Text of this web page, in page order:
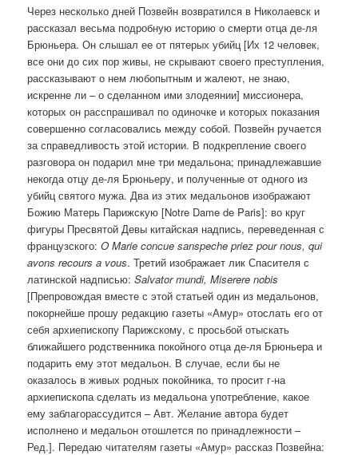
Через несколько дней Позвейн возвратился в Николаевск и
рассказал весьма подробную историю о смерти отца де-ля
Брюньера. Он слышал ее от пятерых убийц [Их 12 человек,
все они до сих пор живы, не скрывают своего преступления,
рассказывают о нем любопытным и жалеют, не знаю,
искренне ли – о сделанном ими злодеянии] миссионера,
которых он расспрашивал по одиночке и которых показания
совершенно согласовались между собой. Позвейн ручается
за справедливость этой истории. В подкрепление своего
разговора он подарил мне три медальона; принадлежавшие
некогда отцу де-ля Брюньеру, и полученные от одного из
убийц святого мужа. Два из этих медальонов изображают
Божию Матерь Парижскую [Notre Dame de Paris]: во круг
фигуры Пресвятой Девы китайская надпись, переведенная с
французского:O Marie concue sanspeche priez pour nous, qui
avons recours a vous. Третий изображает лик Спасителя с
латинской надписью:Salvator mundi, Miserere nobis
[Препровождая вместе с этой статьей один из медальонов,
покорнейше прошу редакцию газеты «Амур» отослать его от
себя архиепископу Парижскому, с просьбой отыскать
ближайшего родственника покойного отца де-ля Брюньера и
подарить ему этот медальон. В случае, если бы не
оказалось в живых родных покойника, то просит г-на
архиепископа сделать из медальона употребление, какое
ему заблагорассудится – Авт. Желание автора будет
исполнено и медальон отошлется по принадлежности –
Ред.]. Передаю читателям газеты «Амур» рассказ Позвейна: